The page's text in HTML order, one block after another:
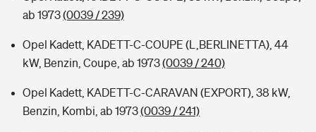
ab 1973(0039 / 239)
Opel Kadett, KADETT-C-COUPE (L,BERLINETTA), 44
kW, Benzin, Coupe, ab 1973(0039 / 240)
Opel Kadett, KADETT-C-CARAVAN (EXPORT), 38 kW,
Benzin, Kombi, ab 1973(0039 / 241)